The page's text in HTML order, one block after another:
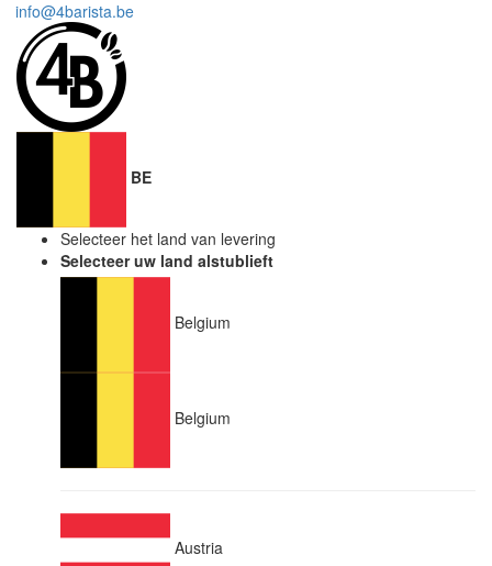
info@4barista.be
BE
Selecteer het land van levering
Selecteer uw land alstublieft
Belgium
Belgium
Austria